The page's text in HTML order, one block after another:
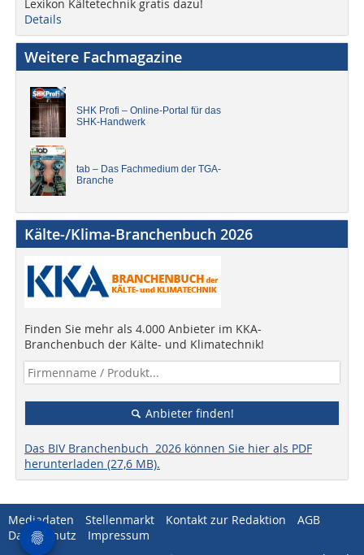
Lexikon Kältetechnik gratis dazu!
Details
Weitere Fachmagazine
SHK Profi – Online-Portal für das
SHK-Handwerk
tab – Das Fachmedium der TGA-
Branche
Kälte-/Klima-Branchenbuch 2026
Finden Sie mehr als 4.000 Anbieter im KKA-
Branchenbuch der Kälte- und Klimatechnik!
Anbieter finden!
Das BIV Branchenbuch 2026 können Sie hier als PDF
herunterladen (27,6 MB).
Mediadaten Stellenmarkt Kontakt zur Redaktion
AGB
Datenschutz
Impressum